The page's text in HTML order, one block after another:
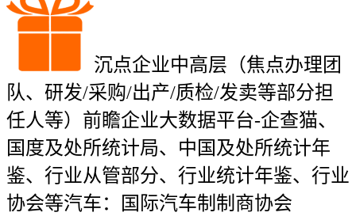
沉点企业中高层（焦点办理团
队、研发/采购/出产/质检/发卖等部分担
任人等）前瞻企业大数据平台-企查猫、
国度及处所统计局、中国及处所统计年
鉴、行业从管部分、行业统计年鉴、行业
协会等汽车：国际汽车制制商协会